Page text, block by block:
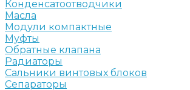
Конденсатоотводчики
Масла
Модули компактные
Муфты
Обратные клапана
Радиаторы
Сальники винтовых блоков
Сепараторы